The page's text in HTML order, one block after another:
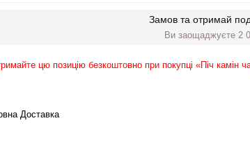
Замов та отримай
Ви заощаджуєте 2
цю позицію безкоштовно при покупці «Піч камін
Доставка